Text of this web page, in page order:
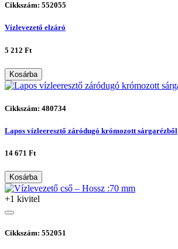
Cikkszám: 552055
Vízlevezető elzáró
5 212 Ft
Kosárba
Cikkszám: 480734
Lapos vízleeresztő záródugó krómozott sárgarézből
14 671 Ft
Kosárba
+1 kivitel
Cikkszám: 552051